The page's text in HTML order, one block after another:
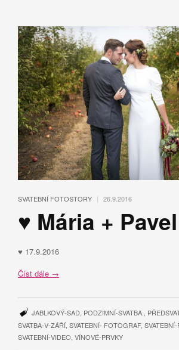
SVATEBNÍ FOTOSTORY | 26.9.2016
♥ Mária +
♥ 17.9.2016
Číst dále →
JABLKOVÝ-SAD, PODZIMNÍ-SVATBA.,
SVATBA-V-ZÁŘÍ, SVATEBNÍ- FOTOGRAF,
SVATEBNÍ-VIDEO, VÍNOVÉ-PRVKY